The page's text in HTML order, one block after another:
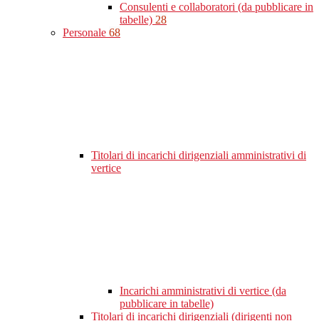
Consulenti e collaboratori (da pubblicare in
tabelle) 28
Personale 68
Titolari di incarichi dirigenziali amministrativi di
vertice
Incarichi amministrativi di vertice (da
pubblicare in tabelle)
Titolari di incarichi dirigenziali (dirigenti non